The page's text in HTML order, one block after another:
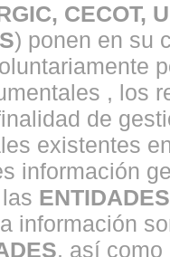
CECOT,
) ponen en su
, los
de
existentes
información
ENTIDADES
información
, así como